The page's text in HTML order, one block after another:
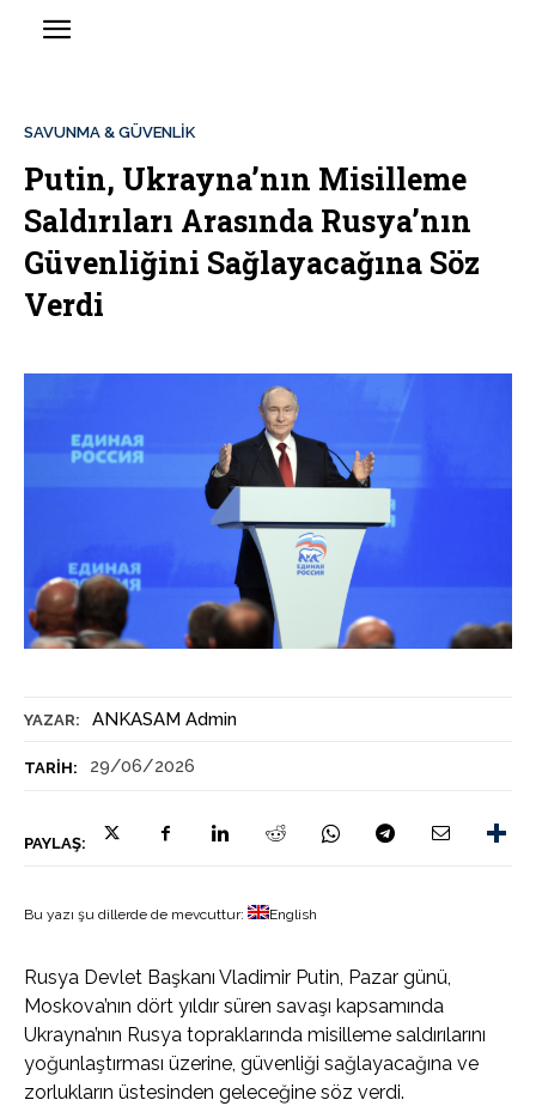
YAZAR: ANKASAM Admin
TARIH: 29/06/2026
PAYLAŞ:
SAVUNMA & GÜVENLİK
Putin, Ukrayna’nın Misilleme
Saldırıları Arasında Rusya’nın
Güvenliğini Sağlayacağına Söz
Verdi
Bu yazı şu dillerde de mevcuttur: English
Rusya Devlet Başkanı Vladimir Putin, Pazar günü,
Moskova’nın dört yıldır süren savaşı kapsamında
Ukrayna’nın Rusya topraklarında misilleme saldırılarını
yoğunlaştırması üzerine, güvenliği sağlayacağına ve
zorlukların üstesinden geleceğine söz verdi.